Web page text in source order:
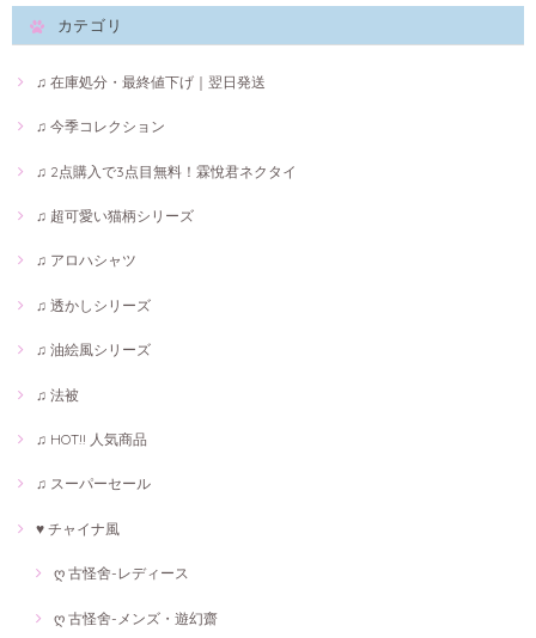
カテゴリ
♫ 在庫処分・最終値下げ｜翌日発送
♫ 今季コレクション
♫ 2点購入で3点目無料！霖悅君ネクタイ
♫ 超可愛い猫柄シリーズ
♫ アロハシャツ
♫ 透かしシリーズ
♫ 油絵風シリーズ
♫ 法被
♫ HOT!! 人気商品
♫ スーパーセール
♥ チャイナ風
ღ 古怪舍-レディース
ღ 古怪舍-メンズ・遊幻齋